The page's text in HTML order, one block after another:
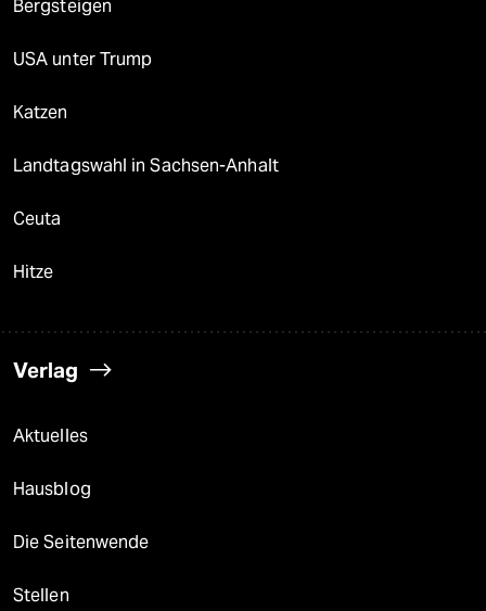
Bergsteigen
USA unter Trump
Katzen
Landtagswahl in Sachsen-Anhalt
Ceuta
Hitze
Verlag
Aktuelles
Hausblog
Die Seitenwende
Stellen